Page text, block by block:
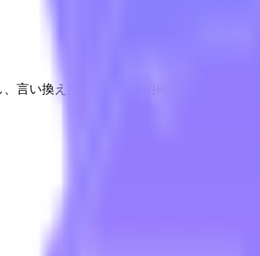
言い換えたテキストが明確で自然に読める